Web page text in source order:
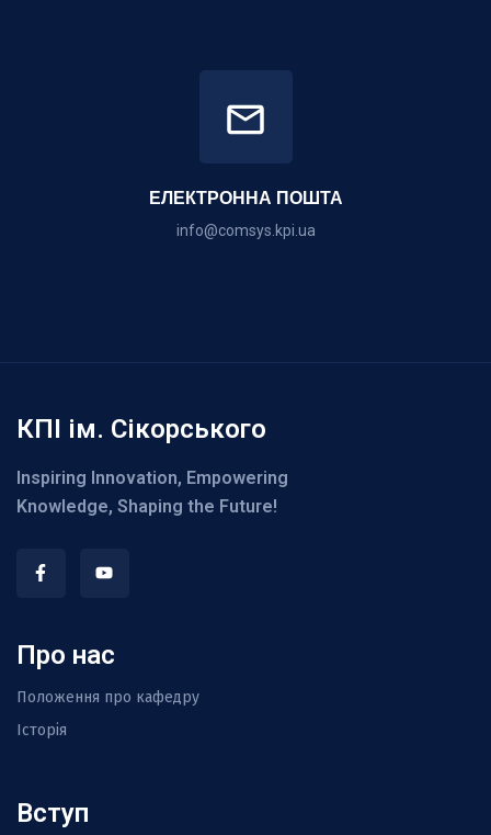
ЕЛЕКТРОННА ПОШТА
info@comsys.kpi.ua
КПІ ім. Сікорського
Inspiring Innovation, Empowering
Knowledge, Shaping the Future!
Про нас
Положення про кафедру
Історія
Вступ